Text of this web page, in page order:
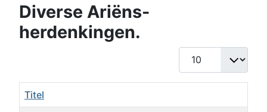
Diverse Ariëns-
herdenkingen.
Toon #
Titel